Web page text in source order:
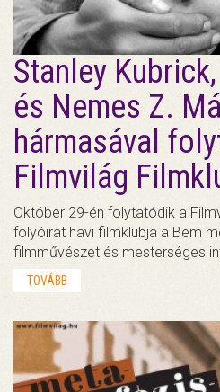
Stanley
és Nemes Z.
hármasával
Filmvilág
Október 29-én folytatódik a
folyóirat havi filmklubja a Bem
filmművészet és mesterséges
TOVÁBB